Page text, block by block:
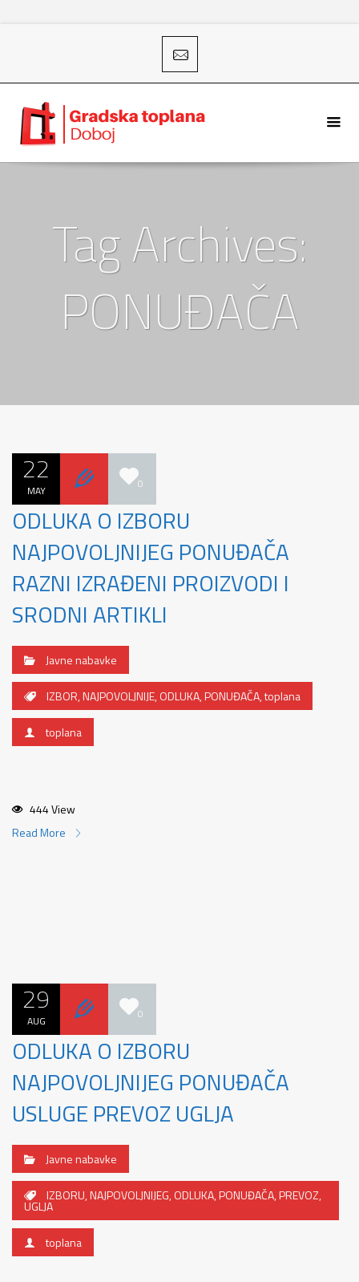
Tag Archives:
PONUĐAČA
22
MAY 0
ODLUKA O IZBORU
NAJPOVOLJNIJEG PONUĐAČA
RAZNI IZRAĐENI PROIZVODI I
SRODNI ARTIKLI
Javne nabavke
IZBOR,NAJPOVOLJNIJE,ODLUKA,PONUĐAČA,toplana
toplana
444 View
Read More
29
AUG 0
ODLUKA O IZBORU
NAJPOVOLJNIJEG PONUĐAČA
USLUGE PREVOZ UGLJA
Javne nabavke
IZBORU,NAJPOVOLJNIJEG,ODLUKA,PONUĐAČA,PREVOZ,
UGLJA
toplana